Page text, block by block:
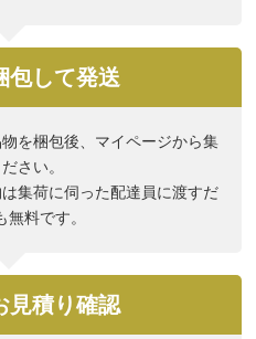
包して発送
を梱包後、マイページから集
さい。
集荷に伺った配達員に渡すだ
料です。
見積り確認